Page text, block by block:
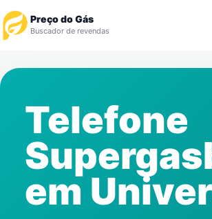
Preço do Gás
Buscador de revendas
Revendedor
Notícias
Cadastre-se
Telefone
em